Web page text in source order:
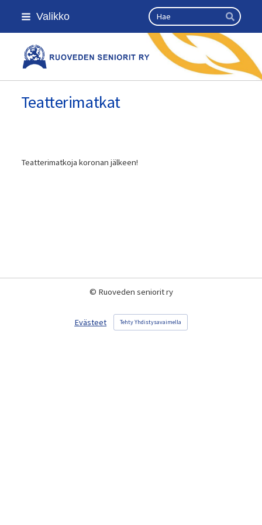
Siirry
sivun
Valikko Haku
Hae
Kansallinen senioriliitto
Teatterimatkat
Teatterimatkoja koronan jälkeen!
© Ruoveden seniorit ry
Evästeet Tehty Yhdistysavaimella